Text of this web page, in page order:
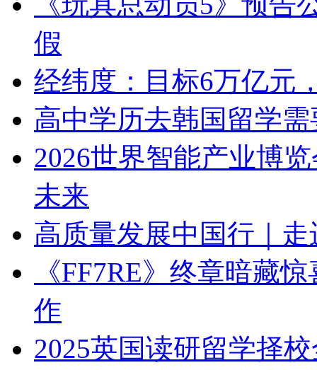
假
经纬度：目标6万亿元
高中学历去韩国留学
2026世界智能产业博
未来
高质量发展中国行｜
《FF7RE》终章暗藏
作
2025英国读研留学择